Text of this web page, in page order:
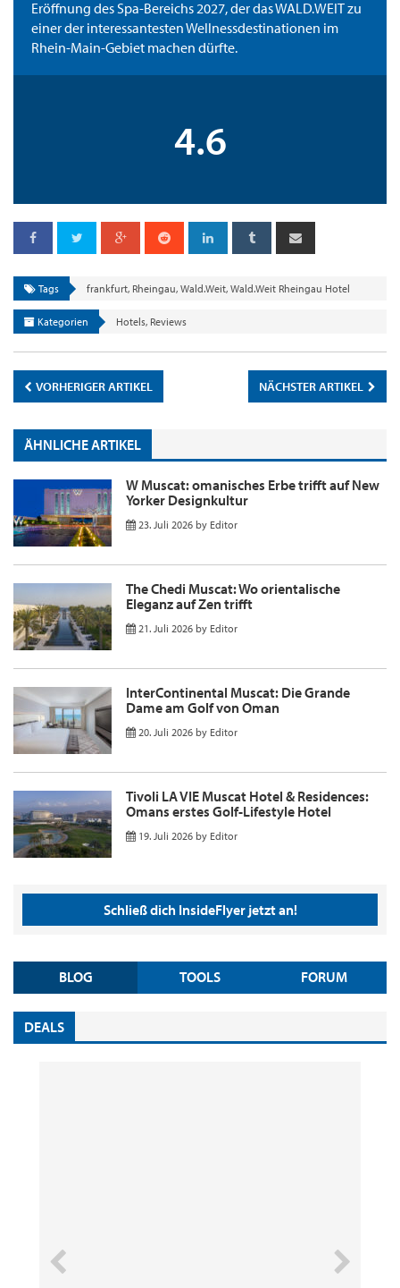
Eröffnung des Spa-Bereichs 2027, der das WALD.WEIT zu
einer der interessantesten Wellnessdestinationen im
Rhein-Main-Gebiet machen dürfte.
4.6
Tags frankfurt, Rheingau, Wald.Weit, Wald.Weit Rheingau Hotel
Kategorien Hotels, Reviews
VORHERIGER ARTIKEL NÄCHSTER ARTIKEL
ÄHNLICHE ARTIKEL
W Muscat: omanisches Erbe trifft auf New
Yorker Designkultur
23. Juli 2026 by Editor
The Chedi Muscat: Wo orientalische
Eleganz auf Zen trifft
21. Juli 2026 by Editor
InterContinental Muscat: Die Grande
Dame am Golf von Oman
20. Juli 2026 by Editor
Tivoli LA VIE Muscat Hotel & Residences:
Omans erstes Golf-Lifestyle Hotel
19. Juli 2026 by Editor
Schließ dich InsideFlyer jetzt an!
BLOG TOOLS FORUM
DEALS